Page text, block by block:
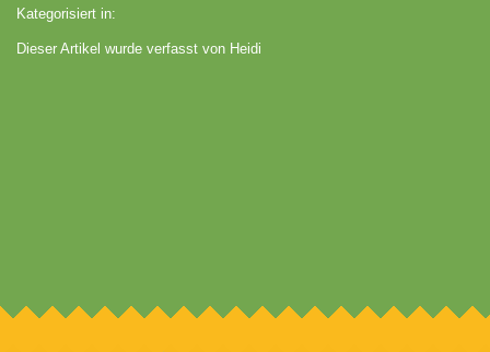
Kategorisiert in:
Dieser Artikel wurde verfasst von Heidi